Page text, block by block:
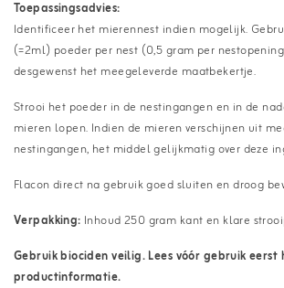
Toepassingsadvies:
Identificeer het mierennest indien mogelijk.
(=2ml) poeder per nest (0,5 gram per
desgewenst het meegeleverde maatbekertje.
Strooi het poeder in de nestingangen en in de
mieren lopen. Indien de mieren verschijnen uit
nestingangen, het middel gelijkmatig over deze
Flacon direct na gebruik goed sluiten en droog
Verpakking: Inhoud 250 gram kant en klare
Gebruik biociden veilig. Lees vóór gebruik
productinformatie.